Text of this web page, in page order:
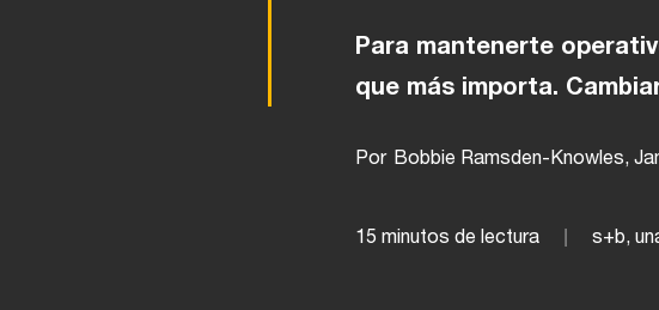
Para mantenerte
que más importa.
Por Bobbie Ramsden-Knowles,
15 minutos de lectura s+b,